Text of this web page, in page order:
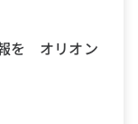
を オリオン